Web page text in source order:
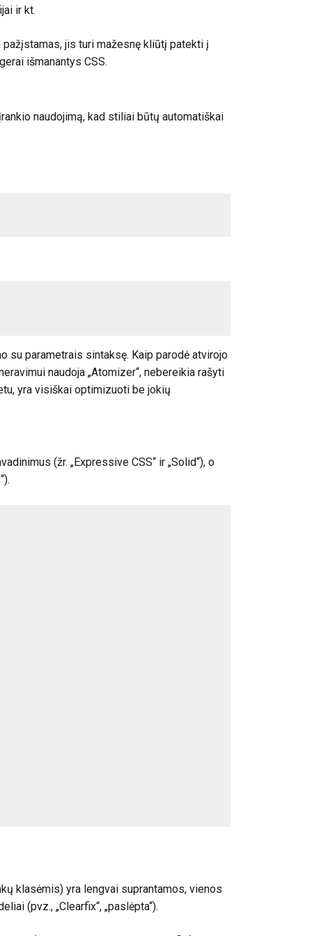
ir kt.
jis turi mažesnę kliūtį patekti į
išmanantys CSS.
naudojimą, kad stiliai būtų automatiškai
su parametrais sintaksę. Kaip parodė atvirojo
naudoja „Atomizer“, nebereikia rašyti
yra visiškai optimizuoti be jokių
(žr. „Expressive CSS“ ir „Solid“), o
klasėmis) yra lengvai suprantamos, vienos
(pvz., „Clearfix“, „paslėpta“).